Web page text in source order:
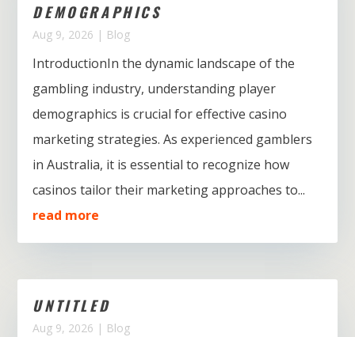
DEMOGRAPHICS
Aug 9, 2026 | Blog
IntroductionIn the dynamic landscape of the
gambling industry, understanding player
demographics is crucial for effective casino
marketing strategies. As experienced gamblers
in Australia, it is essential to recognize how
casinos tailor their marketing approaches to...
read more
UNTITLED
Aug 9, 2026 | Blog